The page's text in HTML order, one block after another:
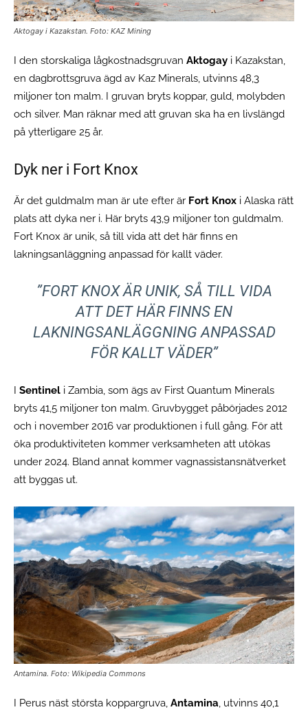
Aktogay i Kazakstan. Foto: KAZ Mining
I den storskaliga lågkostnadsgruvan Aktogay i Kazakstan,
en dagbrottsgruva ägd av Kaz Minerals, utvinns 48,3
miljoner ton malm. I gruvan bryts koppar, guld, molybden
och silver. Man räknar med att gruvan ska ha en livslängd
på ytterligare 25 år.
Dyk ner i Fort Knox
Är det guldmalm man är ute efter är Fort Knox i Alaska rätt
plats att dyka ner i. Här bryts 43,9 miljoner ton guldmalm.
Fort Knox är unik, så till vida att det här finns en
lakningsanläggning anpassad för kallt väder.
”FORT KNOX ÄR UNIK, SÅ TILL VIDA
ATT DET HÄR FINNS EN
LAKNINGSANLÄGGNING ANPASSAD
FÖR KALLT VÄDER”
I Sentinel i Zambia, som ägs av First Quantum Minerals
bryts 41,5 miljoner ton malm. Gruvbygget påbörjades 2012
och i november 2016 var produktionen i full gång. För att
öka produktiviteten kommer verksamheten att utökas
under 2024. Bland annat kommer vagnassistansnätverket
att byggas ut.
Antamina. Foto: Wikipedia Commons
I Perus näst största koppargruva, Antamina, utvinns 40,1